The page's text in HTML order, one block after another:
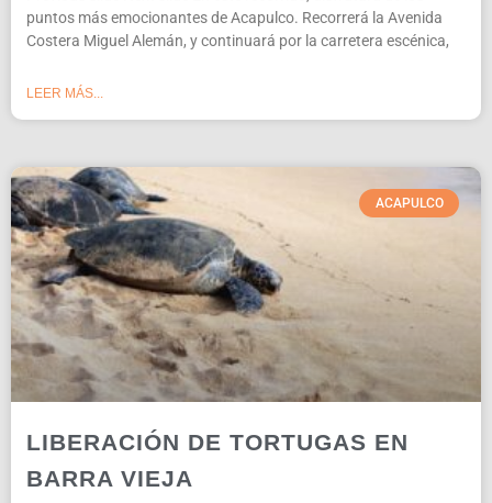
puntos más emocionantes de Acapulco. Recorrerá la Avenida
Costera Miguel Alemán, y continuará por la carretera escénica,
LEER MÁS...
ACAPULCO
LIBERACIÓN DE TORTUGAS EN
BARRA VIEJA